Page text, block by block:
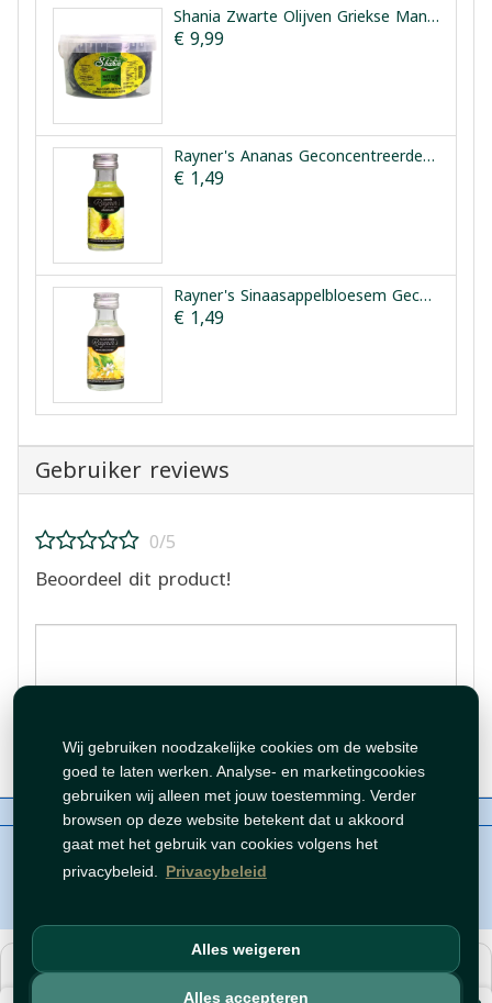
Wij gebruiken noodzakelijke cookies om de website
goed te laten werken. Analyse- en marketingcookies
gebruiken wij alleen met jouw toestemming. Verder
browsen op deze website betekent dat u akkoord
gaat met het gebruik van cookies volgens het
privacybeleid. Privacybeleid
Alles weigeren
Alles accepteren
Shania Zwarte Olijven Griekse Manier 1.5kg
€ 9,99
Rayner's Ananas Geconcentreerde Smaakessentie 25ml
€ 1,49
Rayner's Sinaasappelbloesem Geconcentreerde Smaakessentie 28ml
€ 1,49
Gebruiker reviews
0/5
Beoordeel dit product!
Beoordeling plaatsen
Over ons Beleid
WhatsAppen
auteursrechten©Tawfeer 2018-2026
هذا متجر جملة. الأسعار وميزات الشراء متاحة فقط للحساباتالمسجّلة
والمفعّلة